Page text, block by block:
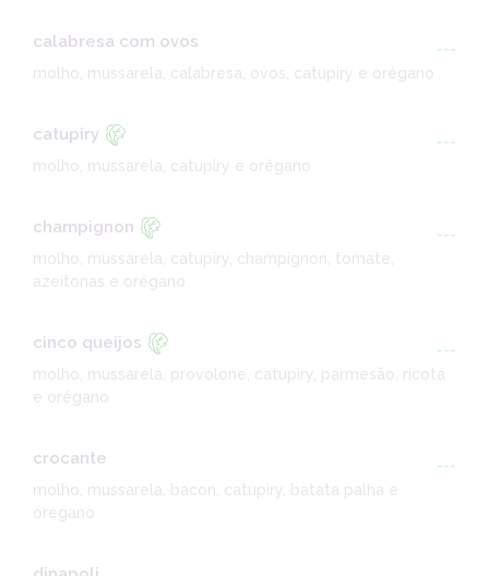
calabresa com ovos
---
molho, mussarela, calabresa, ovos, catupiry e orégano
catupiry
---
molho, mussarela, catupiry e orégano
champignon
---
molho, mussarela, catupiry, champignon, tomate,
cinco queijos
---
molho, mussarela, provolone, catupiry, parmesão, ricota
crocante
---
molho, mussarela, bacon, catupiry, batata palha e